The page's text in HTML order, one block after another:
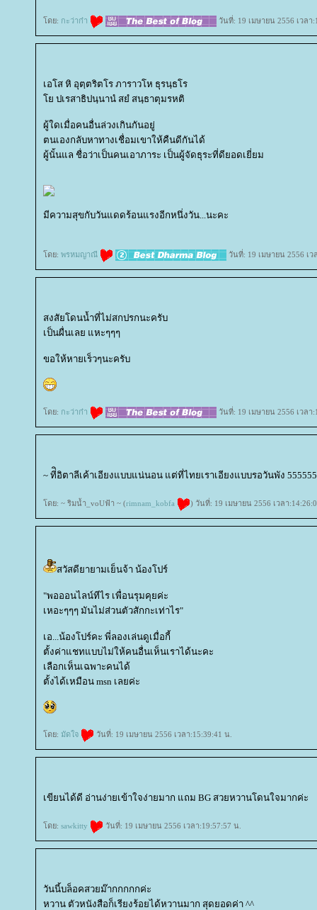
ดย: กะว่าก๋า วันที่: 19 เมษายน 2556 เวลา
เอโส หิ อุตฺตริตโร ภาราวโห ธุรนฺธโร
ปเรสาธิปนฺนานํ สยํ สนฺธาตุมรหติ
ผู้ใดเมื่อคนอื่นล่วงเกินกันอยู่
ตนเองกลับหาทางเชื่อมเขาให้คืนดีกันได้
ผู้นั้นแล ชื่อว่าเป็นคนเอาภาระ เป็นผู้จัดธุระที่ดียอดเยี่ยม
มีความสุขกับวันแดดร้อนแรงอีกหนึ่งวัน...นะคะ
ดย: พรหมญาณี วันที่: 19 เมษายน 2556 เว
สงสัยโดนน้ำที่ไม่สกปรกนะครับ
เป็นผื่นเลย แหะๆๆๆ
ขอให้หายเร็วๆนะครับ
ดย: กะว่าก๋า วันที่: 19 เมษายน 2556 เวลา
~ ที่ิอิตาลีเค้าเอียงแบบแน่นอน แต่ที่ไทยเราเอียงแบบรอวันพัง
ดย: ~ ริมน้ำ_voUฟ้า ~ (rimnam_kobfa ) วันที่: 19 เมษายน 2556 เวลา
สวัสดียายามเย็นจ้า น้องโปร์
"พอออนไลน์ทีไร เพื่อนรุมคุยค่ะ
เหอะๆๆๆ มันไม่ส่วนตัวสักกะเท่าไร"
เอ...น้องโปร์คะ พี่ลองเล่นดูเมื่อกี้
ตั้งค่าแชทแบบไม่ให้คนอื่นเห็นเราได้นะคะ
เลือกเห็นเฉพาะคนได้
ตั้งได้เหมือน msn เลยค่ะ
ดย: มัดใจ วันที่: 19 เมษายน 2556 เวลา:15:39:41 น.
เขียนได้ดี อ่านง่ายเข้าใจง่ายมาก แถม BG สวยหวานโดนใจมากค่ะ
ดย: sawkitty วันที่: 19 เมษายน 2556 เวลา:19:57:57 น.
วันนี้บล็อคสวยม๊ากกกกกค่ะ
หวาน ตัวหนังสือก็เรียงร้อยได้หวานมาก สุดยอดค่า ^^